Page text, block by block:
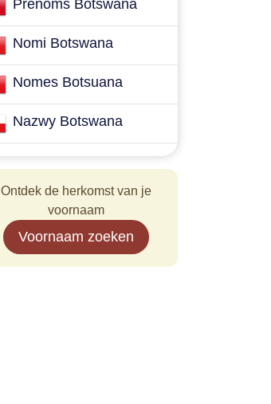
Prénoms Botswana
Nomi Botswana
Nomes Botsuana
Nazwy Botswana
Ontdek de herkomst van je
voornaam
Voornaam zoeken